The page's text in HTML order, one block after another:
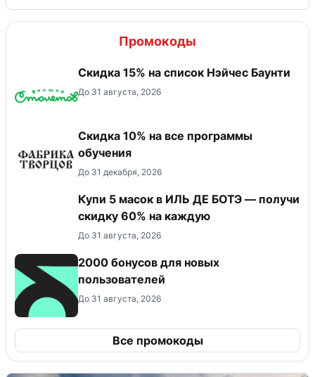
Промокоды
Скидка 15% на список Нэйчес Баунти
До 31 августа, 2026
Скидка 10% на все программы
обучения
До 31 декабря, 2026
Купи 5 масок в ИЛЬ ДЕ БОТЭ — получи
скидку 60% на каждую
До 31 августа, 2026
2000 бонусов для новых
пользователей
До 31 августа, 2026
Все промокоды